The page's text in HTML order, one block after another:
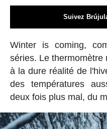
Suivez
Winter is coming,
séries. Le thermomètre
à la dure réalité de
des températures
deux fois plus mal, du